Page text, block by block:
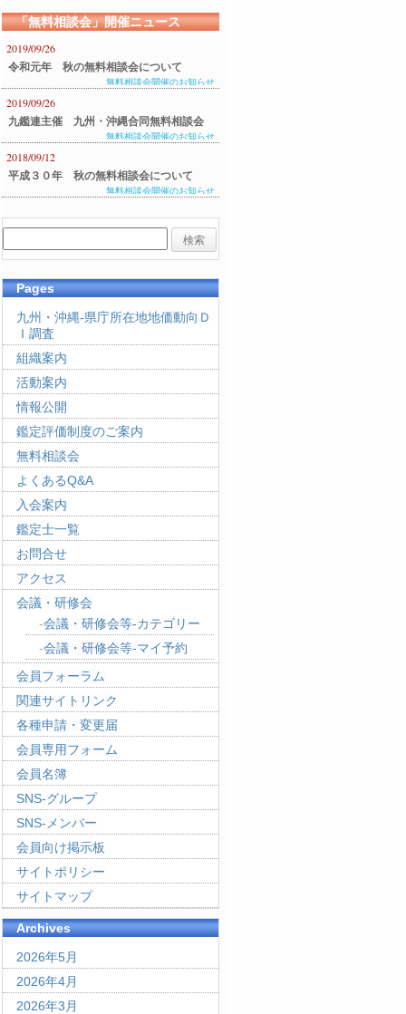
「無料相談会」開催ニュース
2019/09/26
令和元年 秋の無料相談会について
無料相談会開催のお知らせ
2019/09/26
九鑑連主催 九州・沖縄合同無料相談会
のご案内
無料相談会開催のお知らせ
2018/09/12
平成３０年 秋の無料相談会について
無料相談会開催のお知らせ
Pages
九州・沖縄-県庁所在地地価動向Ｄ
Ｉ調査
組織案内
活動案内
情報公開
鑑定評価制度のご案内
無料相談会
よくあるQ&A
入会案内
鑑定士一覧
お問合せ
アクセス
会議・研修会
会議・研修会等-カテゴリー
会議・研修会等-マイ予約
会員フォーラム
関連サイトリンク
各種申請・変更届
会員専用フォーム
会員名簿
SNS-グループ
SNS-メンバー
会員向け掲示板
サイトポリシー
サイトマップ
Archives
2026年5月
2026年4月
2026年3月